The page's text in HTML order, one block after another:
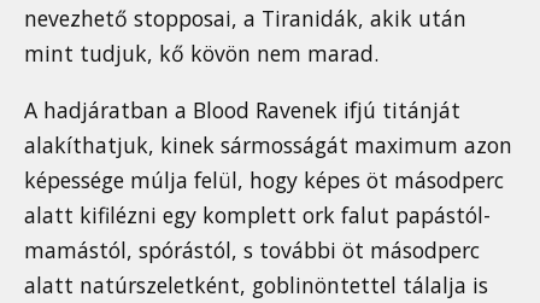
nevezhető stopposai, a Tiranidák, akik után
mint tudjuk, kő kövön nem marad.
A hadjáratban a Blood Ravenek ifjú titánját
alakíthatjuk, kinek sármosságát maximum azon
képessége múlja felül, hogy képes öt másodperc
alatt kifilézni egy komplett ork falut papástól-
mamástól, spórástól, s további öt másodperc
alatt natúrszeletként, goblinöntettel tálalja is